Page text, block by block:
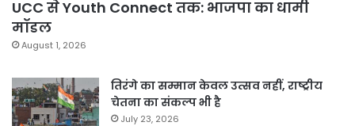
UCC से Youth Connect तक: भाजपा का धामी
मॉडल
August 1, 2026
तिरंगे का सम्मान केवल उत्सव नहीं, राष्ट्रीय
चेतना का संकल्प भी है
July 23, 2026